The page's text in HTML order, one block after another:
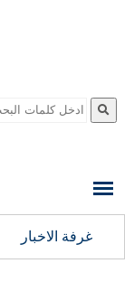
غرفة الاخبار